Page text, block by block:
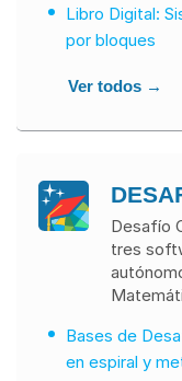
Libro Digital:
por bloques
Ver todos →
Desafío
tres
Desafío
Desafío
Bases de
en espiral y